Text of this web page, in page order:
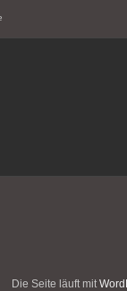
Die Seite läuft mit